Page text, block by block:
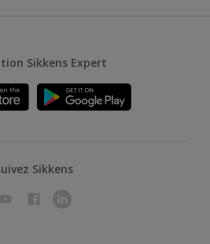
Sikkens Expert
Sikkens